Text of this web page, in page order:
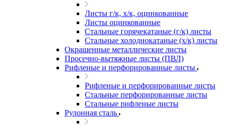
Листы г/к, х/к, оцинкованные
Листы оцинкованные
Стальные горячекатаные (г/к) листы
Стальные холоднокатаные (х/к) листы
Окрашенные металлические листы
Просечно-вытяжные листы (ПВЛ)
Рифленые и перфорированные листы
Рифленые и перфорированные листы
Стальные перфорированные листы
Стальные рифленые листы
Рулонная сталь